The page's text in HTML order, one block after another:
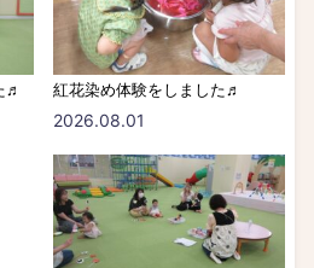
♬ 紅花染め体験をしました♬
2026.08.01